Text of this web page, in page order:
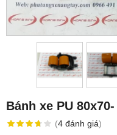
Bánh xe PU
(4 đánh giá)